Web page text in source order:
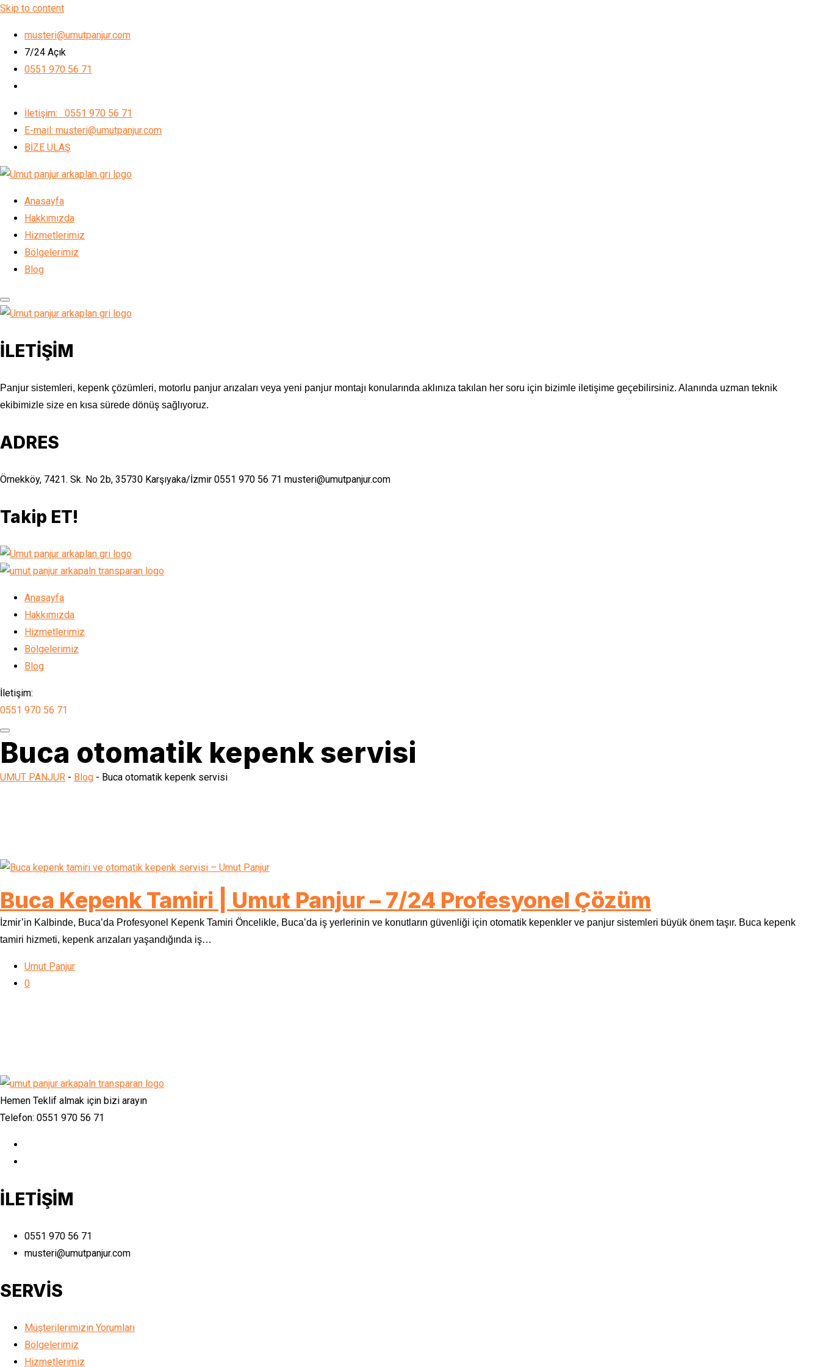
Skip to content
musteri@umutpanjur.com
7/24 Açık
0551 970 56 71
İletişim: 0551 970 56 71
E-mail: musteri@umutpanjur.com
BİZE ULAŞ
Anasayfa
Hakkımızda
Hizmetlerimiz
Bölgelerimiz
Blog
İLETİŞİM
Panjur sistemleri, kepenk çözümleri, motorlu panjur arızaları veya yeni panjur montajı konularında aklınıza takılan her soru için bizimle iletişime geçebilirsiniz. Alanında uzman teknik
ekibimizle size en kısa sürede dönüş sağlıyoruz.
ADRES
Örnekköy, 7421. Sk. No 2b, 35730 Karşıyaka/İzmir 0551 970 56 71 musteri@umutpanjur.com
Takip ET!
Anasayfa
Hakkımızda
Hizmetlerimiz
Bölgelerimiz
Blog
İletişim:
0551 970 56 71
Buca otomatik kepenk servisi
UMUT PANJUR - Blog - Buca otomatik kepenk servisi
Buca Kepenk Tamiri | Umut Panjur – 7/24 Profesyonel Çözüm
İzmir’in Kalbinde, Buca’da Profesyonel Kepenk Tamiri Öncelikle, Buca’da iş yerlerinin ve konutların güvenliği için otomatik kepenkler ve panjur sistemleri büyük önem taşır. Buca kepenk
tamiri hizmeti, kepenk arızaları yaşandığında iş…
Umut Panjur
0
Hemen Teklif almak için bizi arayın
Telefon: 0551 970 56 71
İLETİŞİM
0551 970 56 71
musteri@umutpanjur.com
SERVİS
Müşterilerimizin Yorumları
Bölgelerimiz
Hizmetlerimiz